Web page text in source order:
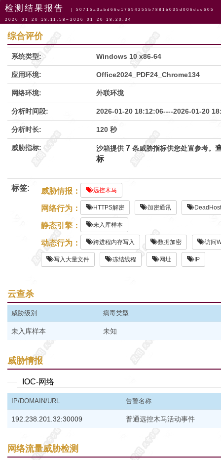
检测结果报告 | 50715a3abd66e17654255b7881b035d006dce605
2026-01-20 18:11:58~2026-01-20 18:20:34
综合评价
系统类型: Windows 10 x86-64
应用环境: Office2024_PDF24_Chrome134
网络环境: 外联环境
分析时间段: 2026-01-20 18:12:06----2026-01-20
分析时长: 120 秒
威胁指标: 沙箱提供 7 条威胁指标供您处置参考。
标
标签: 威胁情报： 远控木马
网络行为： HTTPS解密 加密通讯 DeadHost
静态引擎： 未入库样本
动态行为： 跨进程内存写入 数据加密 访问
写入大量文件 冻结线程 网址 IP
云查杀
威胁级别 病毒类型
未入库样本 未知
威胁情报
IOC-网络
IP/DOMAIN/URL 告警名称
192.238.201.32:30009 普通远控木马活动事件
网络流量威胁检测
导航